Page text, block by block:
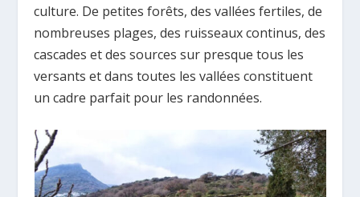
culture. De petites forêts, des vallées fertiles, de
nombreuses plages, des ruisseaux continus, des
cascades et des sources sur presque tous les
versants et dans toutes les vallées constituent
un cadre parfait pour les randonnées.